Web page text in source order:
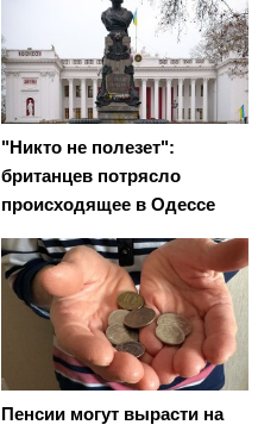
"Никто не полезет":
британцев потрясло
происходящее в Одессе
Пенсии могут вырасти на